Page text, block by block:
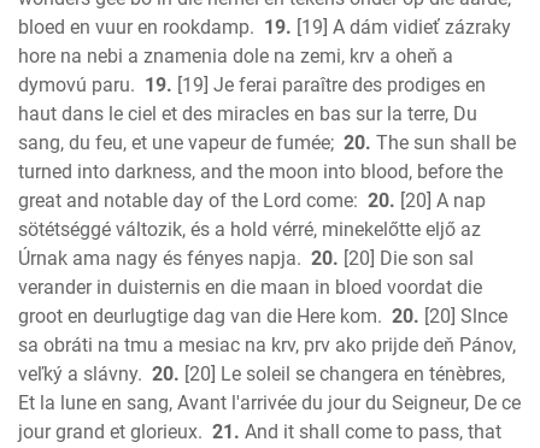
bloed en vuur en rookdamp. 19. [19] A dám vidieť zázraky
hore na nebi a znamenia dole na zemi, krv a oheň a
dymovú paru. 19. [19] Je ferai paraître des prodiges en
haut dans le ciel et des miracles en bas sur la terre, Du
sang, du feu, et une vapeur de fumée; 20. The sun shall be
turned into darkness, and the moon into blood, before the
great and notable day of the Lord come: 20. [20] A nap
sötétséggé változik, és a hold vérré, minekelőtte eljő az
Úrnak ama nagy és fényes napja. 20. [20] Die son sal
verander in duisternis en die maan in bloed voordat die
groot en deurlugtige dag van die Here kom. 20. [20] Slnce
sa obráti na tmu a mesiac na krv, prv ako prijde deň Pánov,
veľký a slávny. 20. [20] Le soleil se changera en ténèbres,
Et la lune en sang, Avant l'arrivée du jour du Seigneur, De ce
jour grand et glorieux. 21. And it shall come to pass, that